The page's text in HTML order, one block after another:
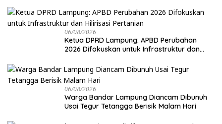
06/08/2026
Ketua DPRD Lampung: APBD Perubahan
2026 Difokuskan untuk Infrastruktur dan
06/08/2026
Warga Bandar Lampung Diancam Dibunuh
Usai Tegur Tetangga Berisik Malam Hari